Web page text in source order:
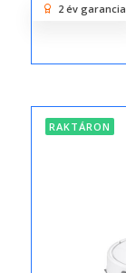
2 év garancia
RAKTÁRON